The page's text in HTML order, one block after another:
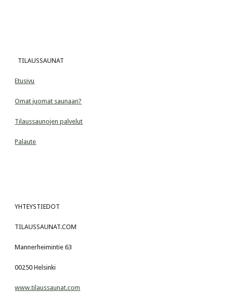
  TILAUSSAUNAT
Etusivu
Omat juomat saunaan?
Tilaussaunojen palvelut
Palaute
YHTEYSTIEDOT
TILAUSSAUNAT.COM
Mannerheimintie 63
00250 Helsinki
www.tilaussaunat.com